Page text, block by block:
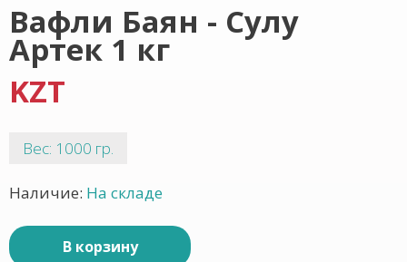
Вафли Баян - Сулу
Артек 1 кг
KZT
Вес: 1000 гр.
Наличие: На складе
В корзину